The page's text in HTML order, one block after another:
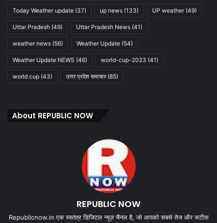
Today Weather update (37) up news (133) UP weather(49)
Uttar Pradesh (49) Uttar Pradesh News (41)
weather news (56) Weather Update (54)
Weather Update NEWS (46) world-cup-2023 (41)
world cup (43) उत्तर प्रदेश समाचार(85)
About REPUBLIC NOW
REPUBLIC NOW
Republicnow.in एक स्वतंत्र डिजिटल न्यूज़ चैनल है, जो आपको सबसे तेज और सटीक